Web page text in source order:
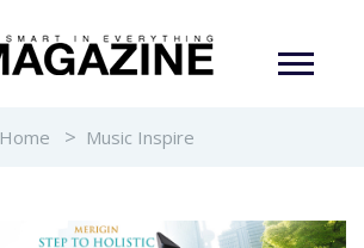
Home Music Inspire